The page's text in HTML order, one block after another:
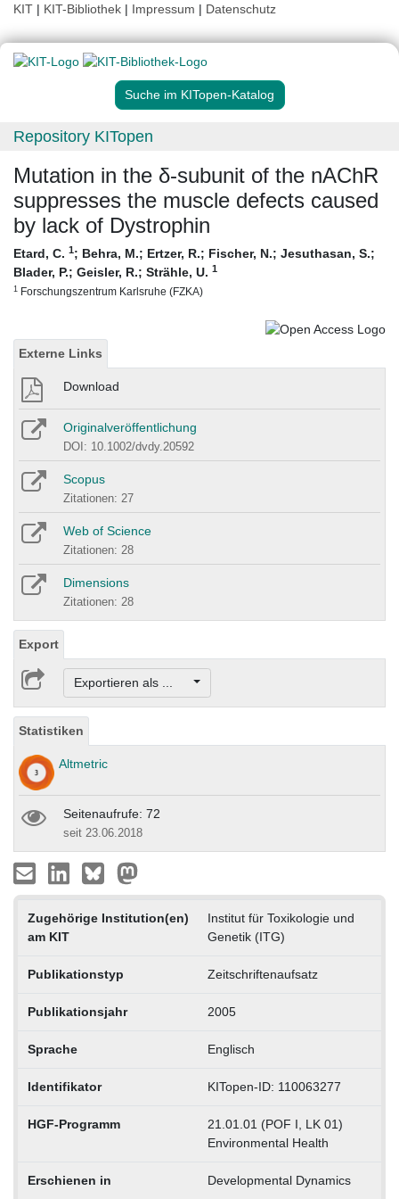
KIT | KIT-Bibliothek | Impressum | Datenschutz
Suche im KITopen-Katalog
Repository KITopen
Mutation in the δ-subunit of the nAChR
suppresses the muscle defects caused
by lack of Dystrophin
Etard, C. 1; Behra, M.; Ertzer, R.; Fischer, N.; Jesuthasan, S.;
Blader, P.; Geisler, R.; Strähle, U. 1
1 Forschungszentrum Karlsruhe (FZKA)
Externe Links
Download
Originalveröffentlichung
DOI: 10.1002/dvdy.20592
Scopus
Zitationen: 27
Web of Science
Zitationen: 28
Dimensions
Zitationen: 28
Export
Exportieren als ...
Statistiken
Altmetric
Seitenaufrufe: 72
seit 23.06.2018
Zugehörige Institution(en)
am KIT
Institut für Toxikologie und
Genetik (ITG)
Publikationstyp Zeitschriftenaufsatz
Publikationsjahr 2005
Sprache Englisch
Identifikator KITopen-ID: 110063277
HGF-Programm
21.01.01 (POF I, LK 01)
Environmental Health
Erschienen in Developmental Dynamics